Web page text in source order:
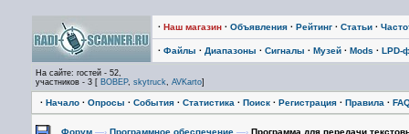
· Наш магазин · Объявления · Рейтинг · Статьи ·
· Файлы · Диапазоны · Сигналы · Музей · Mods · LPD-
На сайте: гостей - 52,
участников - 3 [ BOBEP, skytruck, AVKarto]
· Начало · Опросы · События · Статистика · Поиск · Регистрация · Правила ·
Форум —› Программное обеспечение —› Программа для передачи